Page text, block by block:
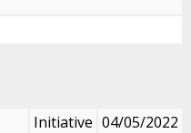
Initiative 04/05/2022